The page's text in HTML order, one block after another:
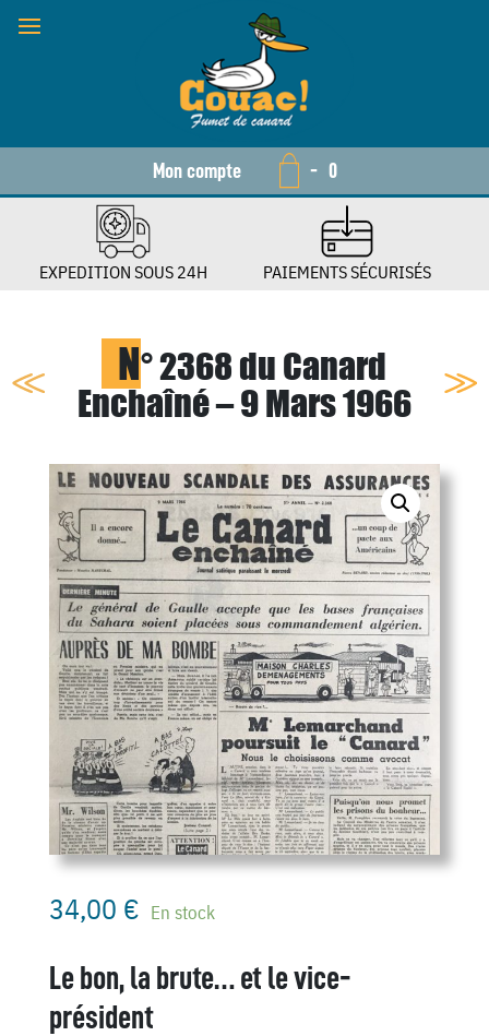
Mon compte - 0
EXPEDITION SOUS 24H PAIEMENTS SÉCURISÉS
N° 2368 du Canard
Enchaîné – 9 Mars 1966
34,00 € En stock
Le bon, la brute… et le vice-
président